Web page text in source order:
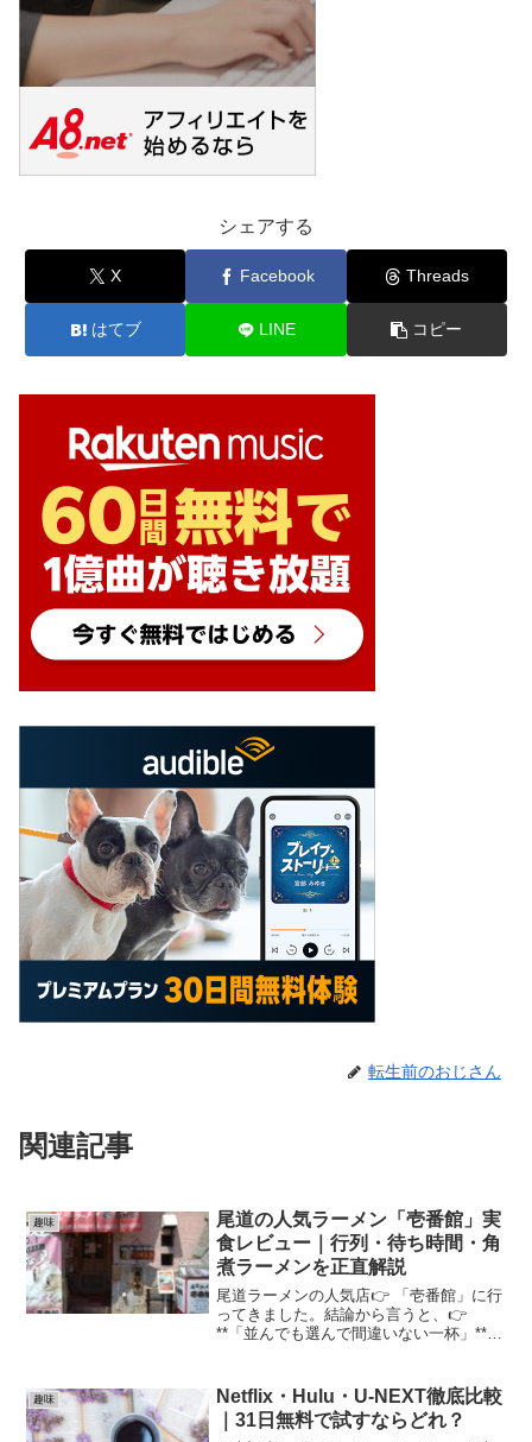
シェアする
X Facebook Threads
はてブ LINE コピー
転生前のおじさん
関連記事
趣味
尾道の人気ラーメン「壱番館」実
食レビュー｜行列・待ち時間・角
煮ラーメンを正直解説
尾道ラーメンの人気店👉 「壱番館」に行
ってきました。結論から言うと、👉
**「並んでも選んで間違いない一杯」**で
ています。■ 店舗情報店名：壱番館場
所：尾道市営業時間...
趣味
Netflix・Hulu・U-NEXT徹底比較
｜31日無料で試すならどれ？